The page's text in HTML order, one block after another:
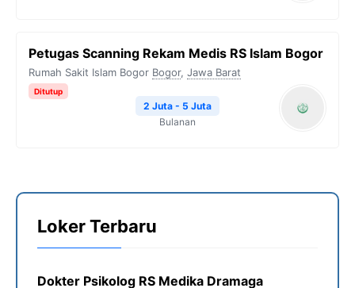
Petugas Scanning Rekam Medis RS Islam Bogor
Rumah Sakit Islam Bogor Bogor, Jawa Barat
Ditutup
2 Juta - 5 Juta
Bulanan
Loker Terbaru
Dokter Psikolog RS Medika Dramaga